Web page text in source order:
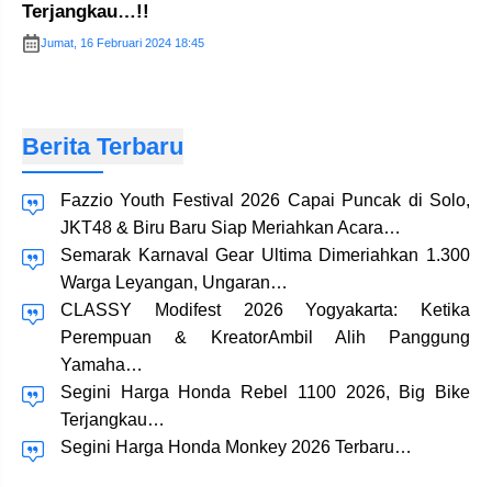
Terjangkau…!!
Jumat, 16 Februari 2024 18:45
Berita Terbaru
Fazzio Youth Festival 2026 Capai Puncak di Solo,
JKT48 & Biru Baru Siap Meriahkan Acara…
Semarak Karnaval Gear Ultima Dimeriahkan 1.300
Warga Leyangan, Ungaran…
CLASSY Modifest 2026 Yogyakarta: Ketika
Perempuan & KreatorAmbil Alih Panggung
Yamaha…
Segini Harga Honda Rebel 1100 2026, Big Bike
Terjangkau…
Segini Harga Honda Monkey 2026 Terbaru…